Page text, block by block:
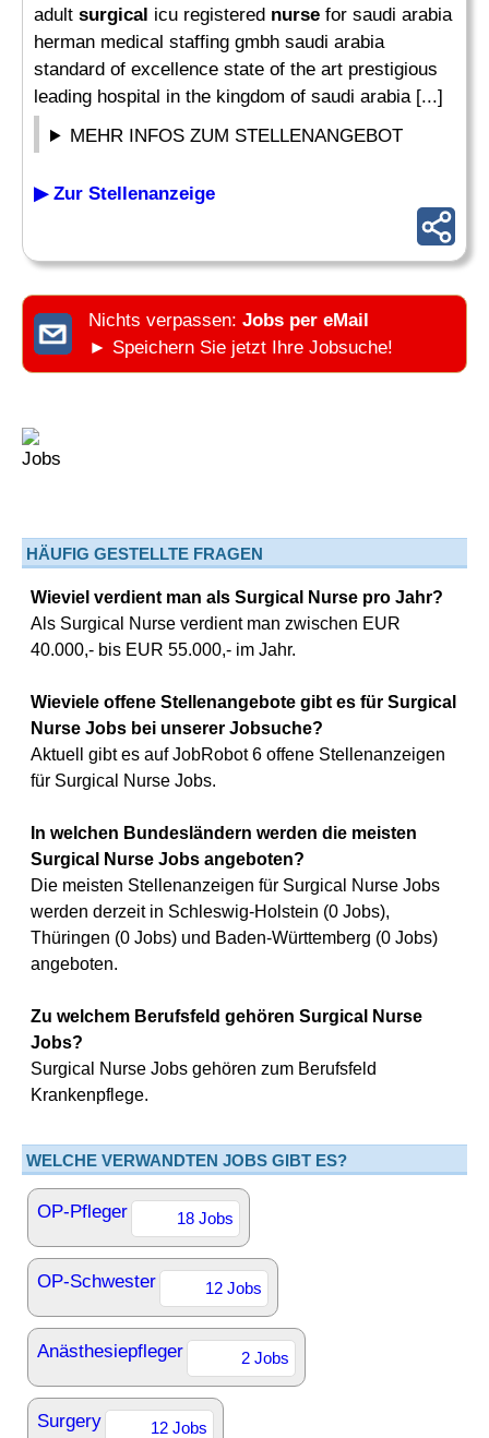
adult surgical icu registered nurse for saudi arabia
herman medical staffing gmbh saudi arabia
standard of excellence state of the art prestigious
leading hospital in the kingdom of saudi arabia [...]
MEHR INFOS ZUM STELLENANGEBOT
▶ Zur Stellenanzeige
Nichts verpassen: Jobs per eMail
► Speichern Sie jetzt Ihre Jobsuche!
HÄUFIG GESTELLTE FRAGEN
Wieviel verdient man als Surgical Nurse pro Jahr?
Als Surgical Nurse verdient man zwischen EUR
40.000,- bis EUR 55.000,- im Jahr.
Wieviele offene Stellenangebote gibt es für Surgical
Nurse Jobs bei unserer Jobsuche?
Aktuell gibt es auf JobRobot 6 offene Stellenanzeigen
für Surgical Nurse Jobs.
In welchen Bundesländern werden die meisten
Surgical Nurse Jobs angeboten?
Die meisten Stellenanzeigen für Surgical Nurse Jobs
werden derzeit in Schleswig-Holstein (0 Jobs),
Thüringen (0 Jobs) und Baden-Württemberg (0 Jobs)
angeboten.
Zu welchem Berufsfeld gehören Surgical Nurse
Jobs?
Surgical Nurse Jobs gehören zum Berufsfeld
Krankenpflege.
WELCHE VERWANDTEN JOBS GIBT ES?
OP-Pfleger 18 Jobs
OP-Schwester 12 Jobs
Anästhesiepfleger 2 Jobs
Surgery 12 Jobs